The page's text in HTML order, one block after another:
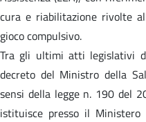
cura e riabilitazione rivolte
gioco compulsivo.
Tra gli ultimi atti legislativi
decreto del Ministro della
sensi della legge n. 190 del
istituisce presso il Ministero